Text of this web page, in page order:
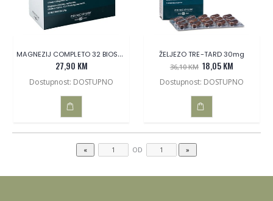
MAGNEZIJ COMPLETO 32 BIOSPRINC
27,90 KM
Dostupnost: DOSTUPNO
ŽELJEZO TRE-TARD 30mg
36,10 KM 18,05 KM
Dostupnost: DOSTUPNO
OD